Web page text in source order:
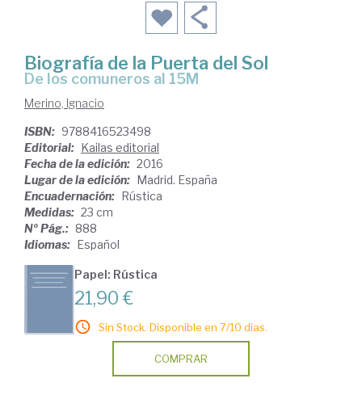
Biografía de la Puerta del Sol
de los comuneros al 15M
Merino, Ignacio
ISBN: 9788416523498
Editorial: Kailas editorial
Fecha de la edición: 2016
Lugar de la edición: Madrid. España
Encuadernación: Rústica
Medidas: 23 cm
Nº Pág.: 888
Idiomas: Español
Papel: Rústica
21,90 €
Sin Stock. Disponible en 7/10 días.
COMPRAR